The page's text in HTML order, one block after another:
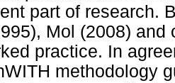
part of research.
Mol (2008)
practice. In
methodology